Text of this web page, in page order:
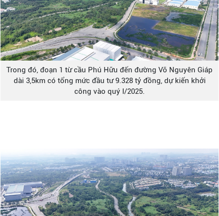
Trong đó, đoạn 1 từ cầu Phú Hữu đến đường Võ Nguyên Giáp
dài 3,5km có tổng mức đầu tư 9.328 tỷ đồng, dự kiến khởi
công vào quý I/2025.